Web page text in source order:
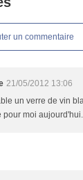
un commentaire
21/05/2012 13:06
un verre de vin
pour moi